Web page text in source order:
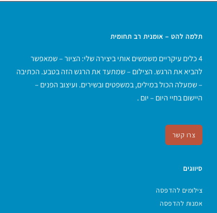
תלמה להט – אומנית רב תחומית
4 כלים עיקריים משמשים אותי ביצירה שלי: הציור – שמאפשר
להביא את הרגש. הצילום – שמתעד את הרגש הזה בטבע. הכתיבה
– שמעלה הכול במילים, במשפטים ובשירים. ועיצוב הפנים –
היישום בחיי היום – יום .
צרו קשר
סיווגים
צילומים להדפסה
אמנות להדפסה